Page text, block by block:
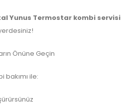
Yunus Termostar kombi servisi
Önüne Geçin
bakımı ile: